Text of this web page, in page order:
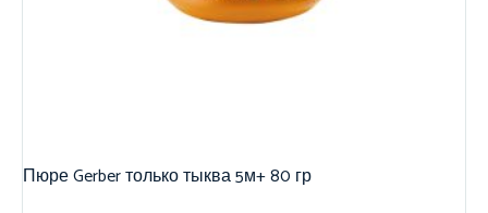
Пюре Gerber только тыква 5м+ 80 гр